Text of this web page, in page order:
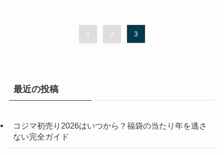
1 2 3
最近の投稿
コジマ初売り2026はいつから？福袋の当たり年を逃さ
ない完全ガイド